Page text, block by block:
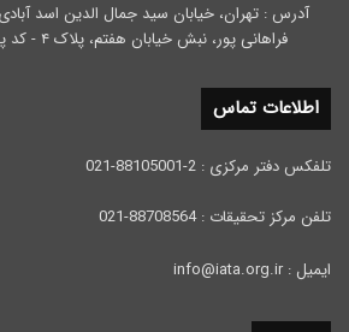
آدرس : تهران، خیابان سید جمال الدین اسد
فراهانی پور، نبش خیابان هفتم، پلاک ۴ - کد پستی : 1433634363
اطلاعات تماس
تلفکس دفتر مرکزی : 2-88105001-021
تلفن مرکز تحقیقات : 88708564-021
ایمیل : info@iata.org.ir